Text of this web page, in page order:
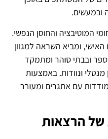
ובמעשים.
המוטיבציה והחוסן הנפשי.
ומביא השראה למגוון
ובבתי סוהר ומתמקד
ונוודות. באמצעות
עם אתגרים ומעורר
הרצאות